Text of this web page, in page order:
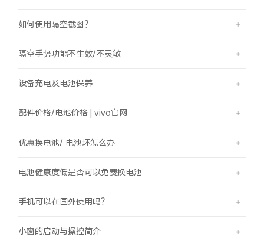
如何使用隔空截图？
隔空手势功能不生效/不灵敏
设备充电及电池保养
配件价格/电池价格 | vivo官网
优惠换电池/ 电池坏怎么办
电池健康度低是否可以免费换电池
手机可以在国外使用吗？
小窗的启动与操控简介